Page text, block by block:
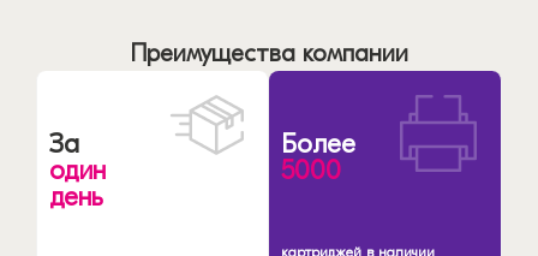
Преимущества компании
За
один
день
Более
5000
картриджей в наличии